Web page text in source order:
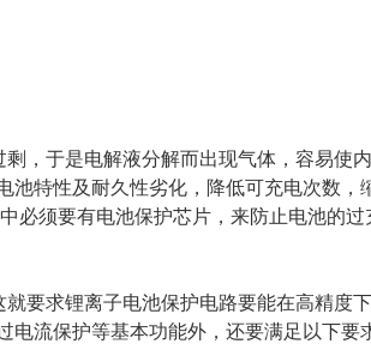
，于是电解液分解而出现气体，容易使
池特性及耐久性劣化，降低可充电次数，
必须要有电池保护芯片，来防止电池的过
要求锂离子电池保护电路要能在高精度
流保护等基本功能外，还要满足以下要